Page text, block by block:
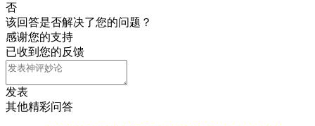
否
该回答是否解决了您的问题？
感谢您的支持
已收到您的反馈
发表
其他精彩问答